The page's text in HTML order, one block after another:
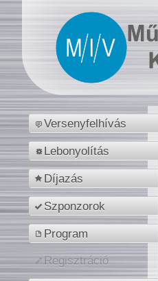
Versenyfelhívás
Lebonyolítás
Díjazás
Szponzorok
Program
Regisztráció